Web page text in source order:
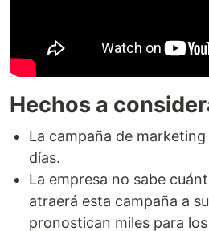
Hechos a
La campaña de
días.
La empresa no sabe
atraerá esta campaña a
pronostican miles para